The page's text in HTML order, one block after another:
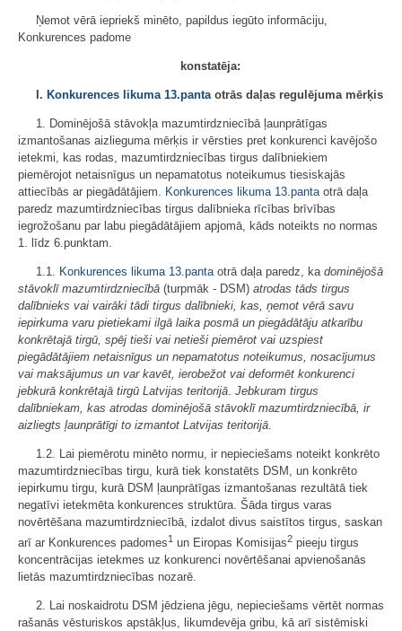
Ņemot vērā iepriekš minēto, papildus iegūto informāciju,
Konkurences padome
konstatēja:
I. Konkurences likuma 13.pantaotrās daļas regulējuma mērķis
1. Dominējošā stāvokļa mazumtirdzniecībā ļaunprātīgas
izmantošanas aizlieguma mērķis ir vērsties pret konkurenci kavējošo
ietekmi, kas rodas, mazumtirdzniecības tirgus dalībniekiem
piemērojot netaisnīgus un nepamatotus noteikumus tiesiskajās
attiecībās ar piegādātājiem. Konkurences likuma 13.pantaotrā daļa
paredz mazumtirdzniecības tirgus dalībnieka rīcības brīvības
iegrožošanu par labu piegādātājiem apjomā, kāds noteikts no normas
1. līdz 6.punktam.
1.1. Konkurences likuma 13.pantaotrā daļa paredz, ka dominējošā
stāvoklī mazumtirdzniecībā (turpmāk - DSM) atrodas tāds tirgus
dalībnieks vai vairāki tādi tirgus dalībnieki, kas, ņemot vērā savu
iepirkuma varu pietiekami ilgā laika posmā un piegādātāju atkarību
konkrētajā tirgū, spēj tieši vai netieši piemērot vai uzspiest
piegādātājiem netaisnīgus un nepamatotus noteikumus, nosacījumus
vai maksājumus un var kavēt, ierobežot vai deformēt konkurenci
jebkurā konkrētajā tirgū Latvijas teritorijā. Jebkuram tirgus
dalībniekam, kas atrodas dominējošā stāvoklī mazumtirdzniecībā, ir
aizliegts ļaunprātīgi to izmantot Latvijas teritorijā.
1.2. Lai piemērotu minēto normu, ir nepieciešams noteikt konkrēto
mazumtirdzniecības tirgu, kurā tiek konstatēts DSM, un konkrēto
iepirkumu tirgu, kurā DSM ļaunprātīgas izmantošanas rezultātā tiek
negatīvi ietekmēta konkurences struktūra. Šāda tirgus varas
novērtēšana mazumtirdzniecībā, izdalot divus saistītos tirgus, saskan
arī ar Konkurences padomes1 un Eiropas Komisijas2 pieeju tirgus
koncentrācijas ietekmes uz konkurenci novērtēšanai apvienošanās
lietās mazumtirdzniecības nozarē.
2. Lai noskaidrotu DSM jēdziena jēgu, nepieciešams vērtēt normas
rašanās vēsturiskos apstākļus, likumdevēja gribu, kā arī sistēmiski